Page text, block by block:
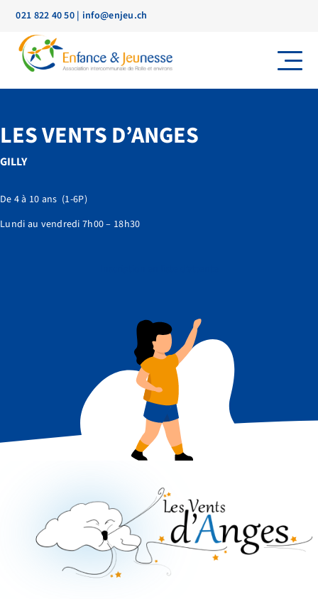
021 822 40 50 | info@enjeu.ch
NOS PRESTATIONS
TRANSPORTS
LIENS ET DOCUMENTS UTILES
LES VENTS D’ANGES
GILLY
De 4 à 10 ans (1-6P)
Lundi au vendredi 7h00 – 18h30